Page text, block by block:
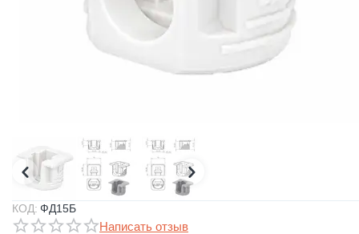
КОД: ФД15Б
Написать отзыв